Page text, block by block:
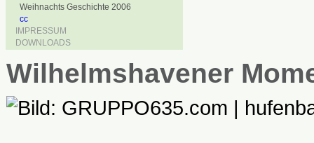
Weihnachts Geschichte 2006
cc
IMPRESSUM
DOWNLOADS
Wilhelmshavener